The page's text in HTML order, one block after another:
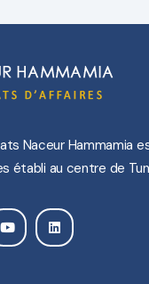
Naceur Hammamia
établi au centre de